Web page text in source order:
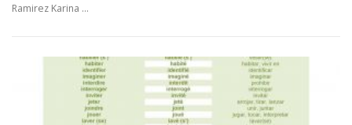
Ramirez Karina …